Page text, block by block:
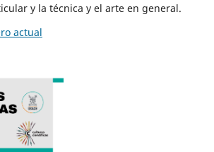
y la técnica y el arte en general.
actual